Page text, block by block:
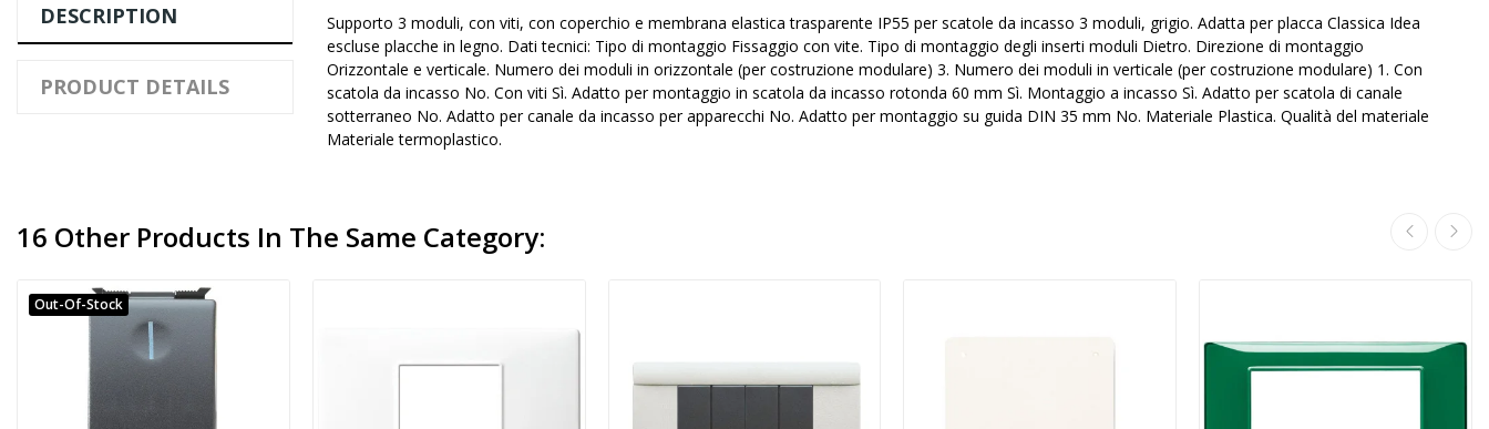
DESCRIPTION
PRODUCT DETAILS
Supporto 3 moduli, con viti, con coperchio e membrana elastica trasparente IP55 per scatole da incasso 3 moduli, grigio. Adatta per placca Classica Idea
escluse placche in legno. Dati tecnici: Tipo di montaggio Fissaggio con vite. Tipo di montaggio degli inserti moduli Dietro. Direzione di montaggio
Orizzontale e verticale. Numero dei moduli in orizzontale (per costruzione modulare) 3. Numero dei moduli in verticale (per costruzione modulare) 1. Con
scatola da incasso No. Con viti Sì. Adatto per montaggio in scatola da incasso rotonda 60 mm Sì. Montaggio a incasso Sì. Adatto per scatola di canale
sotterraneo No. Adatto per canale da incasso per apparecchi No. Adatto per montaggio su guida DIN 35 mm No. Materiale Plastica. Qualità del materiale
Materiale termoplastico.
16 Other Products In The Same Category:
Out-Of-Stock